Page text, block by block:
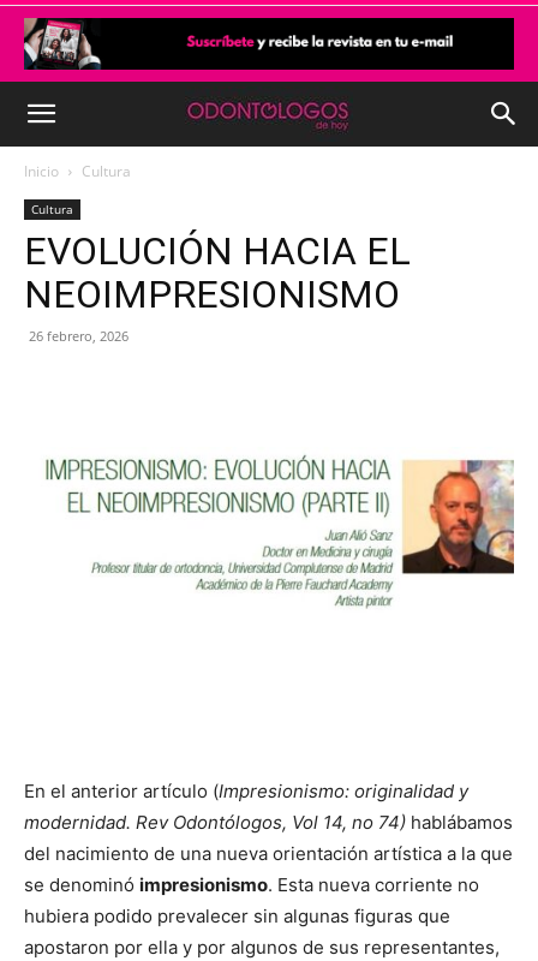
Inicio Cultura
Cultura
EVOLUCIÓN HACIA EL
NEOIMPRESIONISMO
26 febrero, 2026
En el anterior artículo (Impresionismo: originalidad y
modernidad. Rev Odontólogos, Vol 14, no 74) hablábamos
del nacimiento de una nueva orientación artística a la que
se denominó impresionismo. Esta nueva corriente no
hubiera podido prevalecer sin algunas figuras que
apostaron por ella y por algunos de sus representantes,